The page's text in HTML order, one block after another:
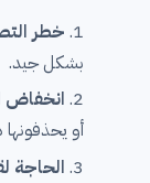
خطر
بشكل جيد.
انخفاض
أو يحذفونها
الحاجة